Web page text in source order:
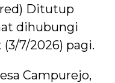
red) Ditutup
dihubungi
(3/7/2026) pagi.
Campurejo,